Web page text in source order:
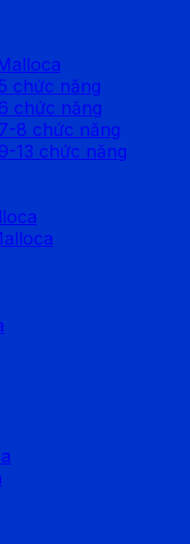
chức năng
chức năng
8 chức năng
13 chức năng